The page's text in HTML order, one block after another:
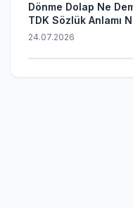
Dönme Dolap Ne
TDK Sözlük Anlamı
24.07.2026